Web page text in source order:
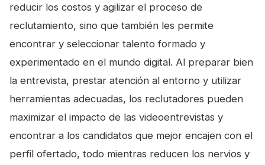
reducir los costos y agilizar el proceso de
reclutamiento, sino que también les permite
encontrar y seleccionar talento formado y
experimentado en el mundo digital. Al preparar bien
la entrevista, prestar atención al entorno y utilizar
herramientas adecuadas, los reclutadores pueden
maximizar el impacto de las videoentrevistas y
encontrar a los candidatos que mejor encajen con el
perfil ofertado, todo mientras reducen los nervios y